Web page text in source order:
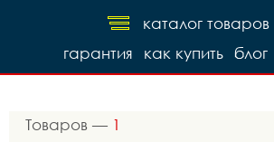
каталог товаров
блог
как купить
гарантия
Товаров — 1